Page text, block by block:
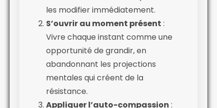
les modifier immédiatement.
S’ouvrir au moment présent :
Vivre chaque instant comme une
opportunité de grandir, en
abandonnant les projections
mentales qui créent de la
résistance.
Appliquer l’auto-compassion :